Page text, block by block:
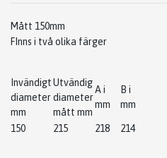
Mått 150mm
FInns i två olika färger
Invändigt
diameter
mm
Utvändig
diameter
mått mm
A i
mm
B i
mm
150 215 218 214